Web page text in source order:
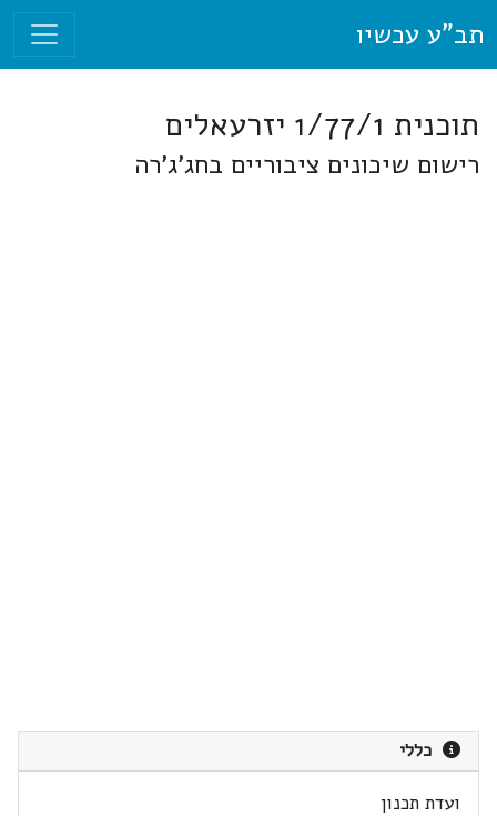
תב"ע עכשיו
תוכנית 1/77/1 יזרעאלים
רישום שיכונים ציבוריים בחג'ג'רה
כללי
ועדת תכנון